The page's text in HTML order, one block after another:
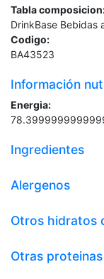
Tabla
DrinkBase Bebidas
Codigo:
BA43523
Información
Energia:
Ingredientes
Alergenos
Otros hidratos
Otras proteinas